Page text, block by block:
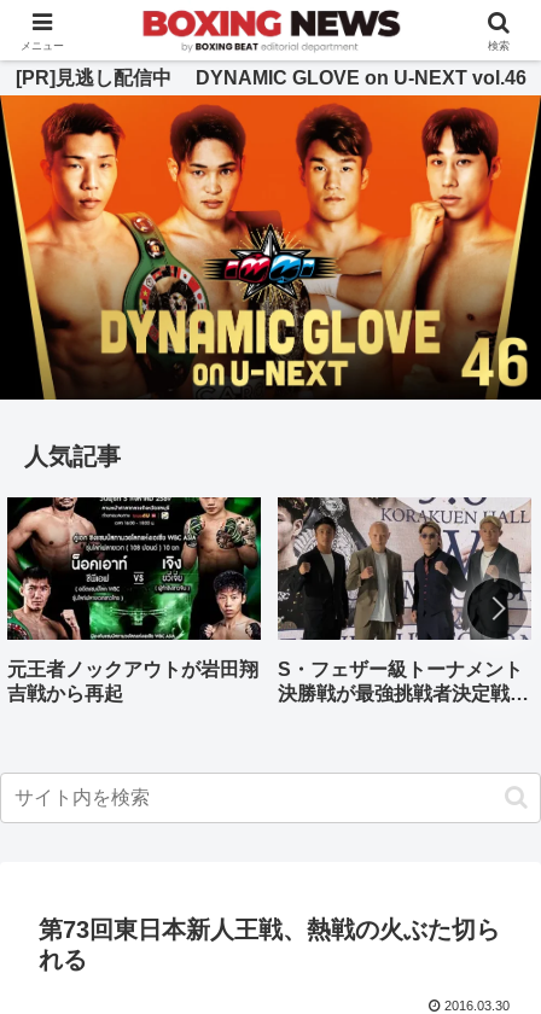
BOXING BEAT [ボクシング・ビート] 公式サイト
[PR]見逃し配信中 DYNAMIC GLOVE on U-NEXT vol.46
人気記事
元王者ノックアウトが岩田翔
吉戦から再起
S・フェザー級トーナメント
決勝戦が最強挑戦者決定戦兼
第73回東日本新人王戦、熱戦の火ぶた切ら
れる
2016.03.30
メニュー 検索